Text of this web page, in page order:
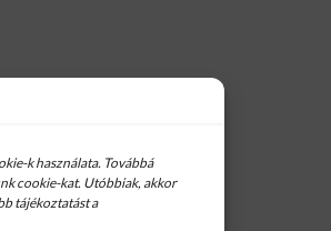
k használata. Továbbá
cookie-kat. Utóbbiak, akkor
tájékoztatást a